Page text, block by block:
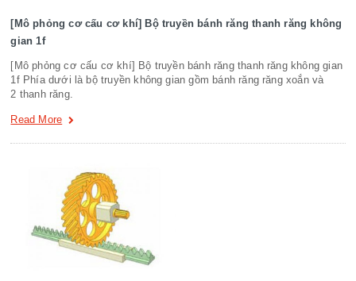
[Mô phỏng cơ cấu cơ khí] Bộ truyền bánh răng thanh răng không
gian 1f
[Mô phỏng cơ cấu cơ khí] Bộ truyền bánh răng thanh răng không gian
1f Phía dưới là bộ truyền không gian gồm bánh răng răng xoắn và
2 thanh răng.
Read More